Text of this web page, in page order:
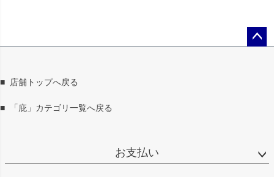
■ 店舗トップへ戻る
■ 「庇」カテゴリ一覧へ戻る
お支払い